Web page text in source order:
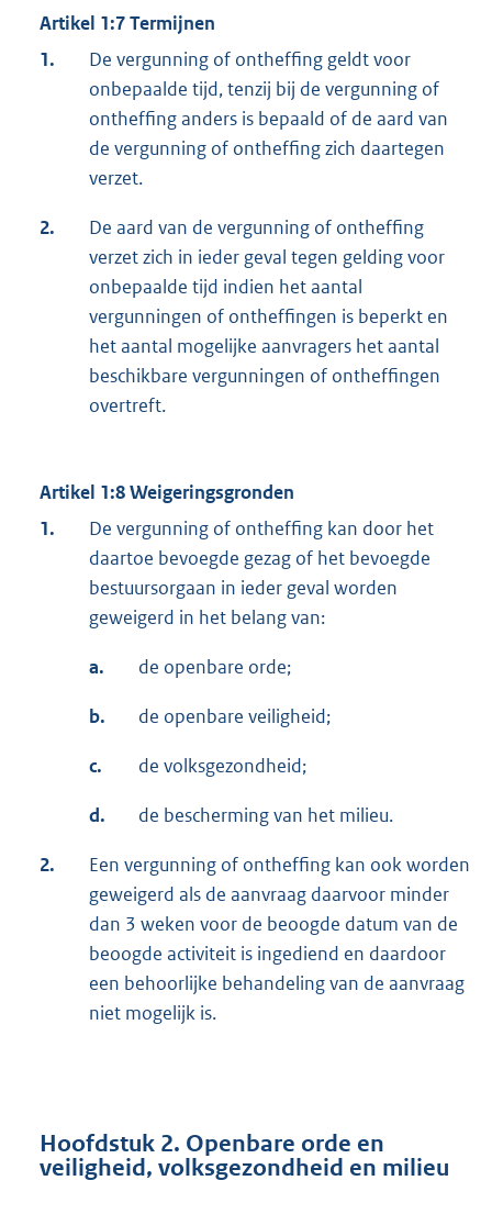
Artikel 1:7 Termijnen
1.
De vergunning of ontheffing geldt voor
onbepaalde tijd, tenzij bij de vergunning of
ontheffing anders is bepaald of de aard van
de vergunning of ontheffing zich daartegen
verzet.
2.
De aard van de vergunning of ontheffing
verzet zich in ieder geval tegen gelding voor
onbepaalde tijd indien het aantal
vergunningen of ontheffingen is beperkt en
het aantal mogelijke aanvragers het aantal
beschikbare vergunningen of ontheffingen
overtreft.
Artikel 1:8 Weigeringsgronden
1.
De vergunning of ontheffing kan door het
daartoe bevoegde gezag of het bevoegde
bestuursorgaan in ieder geval worden
geweigerd in het belang van:
a. de openbare orde;
b. de openbare veiligheid;
c. de volksgezondheid;
d. de bescherming van het milieu.
2.
Een vergunning of ontheffing kan ook worden
geweigerd als de aanvraag daarvoor minder
dan 3 weken voor de beoogde datum van de
beoogde activiteit is ingediend en daardoor
een behoorlijke behandeling van de aanvraag
niet mogelijk is.
Hoofdstuk 2. Openbare orde en
veiligheid, volksgezondheid en milieu